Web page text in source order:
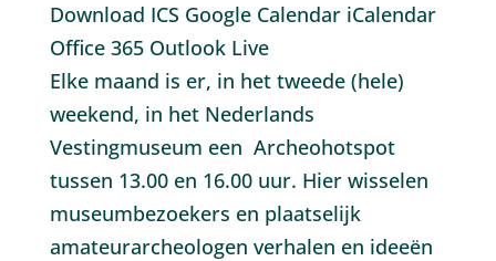
Download ICS Google Calendar iCalendar
Office 365 Outlook Live
Elke maand is er, in het tweede (hele)
weekend, in het Nederlands
Vestingmuseum een Archeohotspot
tussen 13.00 en 16.00 uur. Hier wisselen
museumbezoekers en plaatselijk
amateurarcheologen verhalen en ideeën